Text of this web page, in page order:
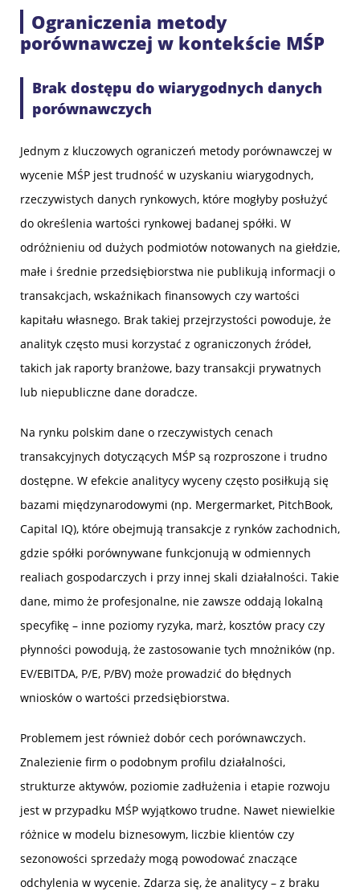
Ograniczenia metody
porównawczej w kontekście MŚP
Brak dostępu do wiarygodnych danych
porównawczych
Jednym z kluczowych ograniczeń metody porównawczej w
wycenie MŚP jest trudność w uzyskaniu wiarygodnych,
rzeczywistych danych rynkowych, które mogłyby posłużyć
do określenia wartości rynkowej badanej spółki. W
odróżnieniu od dużych podmiotów notowanych na giełdzie,
małe i średnie przedsiębiorstwa nie publikują informacji o
transakcjach, wskaźnikach finansowych czy wartości
kapitału własnego. Brak takiej przejrzystości powoduje, że
analityk często musi korzystać z ograniczonych źródeł,
takich jak raporty branżowe, bazy transakcji prywatnych
lub niepubliczne dane doradcze.
Na rynku polskim dane o rzeczywistych cenach
transakcyjnych dotyczących MŚP są rozproszone i trudno
dostępne. W efekcie analitycy wyceny często posiłkują się
bazami międzynarodowymi (np. Mergermarket, PitchBook,
Capital IQ), które obejmują transakcje z rynków zachodnich,
gdzie spółki porównywane funkcjonują w odmiennych
realiach gospodarczych i przy innej skali działalności. Takie
dane, mimo że profesjonalne, nie zawsze oddają lokalną
specyfikę – inne poziomy ryzyka, marż, kosztów pracy czy
płynności powodują, że zastosowanie tych mnożników (np.
EV/EBITDA, P/E, P/BV) może prowadzić do błędnych
wniosków o wartości przedsiębiorstwa.
Problemem jest również dobór cech porównawczych.
Znalezienie firm o podobnym profilu działalności,
strukturze aktywów, poziomie zadłużenia i etapie rozwoju
jest w przypadku MŚP wyjątkowo trudne. Nawet niewielkie
różnice w modelu biznesowym, liczbie klientów czy
sezonowości sprzedaży mogą powodować znaczące
odchylenia w wycenie. Zdarza się, że analitycy – z braku